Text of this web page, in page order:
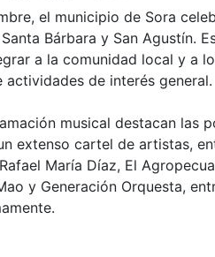
el municipio de Sora
Bárbara y San Agustín.
a la comunidad local y a
actividades de interés general.
musical destacan las
extenso cartel de artistas,
María Díaz, El
y Generación Orquesta,